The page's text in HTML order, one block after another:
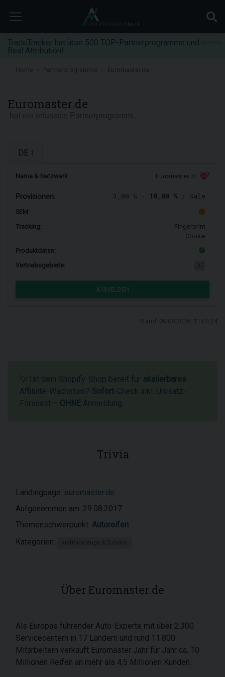
TradeTracker hat über 500 TOP-Partnerprogramme und
Real Attribution!
Home Partnerprogramme
Euromaster.de
DE
Name & Netzwerk: Euromaster DE
Provisionen: 3,00 % - 10,00 % / Sale
SEM:
Tracking:
Fingerprint
Cookie
Produktdaten:
Vertriebsgebiete:
ANMELDEN
💡 Ist dein Shopify-Shop bereit für skalierbares
Affiliate-Wachstum? Sofort-Check inkl. Umsatz-
Forecast – OHNE Anmeldung.
Trivia
Landingpage: euromaster.de
Aufgenommen am: 29.08.2017
Themenschwerpunkt: Autoreifen
Kategorien:
Kraftfahrzeuge & Zubehör
Über Euromaster.de
Als Europas führender Auto-Experte mit über 2.300
Servicecentern in 17 Ländern und rund 11.800
Mitarbeitern verkauft Euromaster Jahr für Jahr ca. 10
Millionen Reifen an mehr als 4,5 Millionen Kunden.